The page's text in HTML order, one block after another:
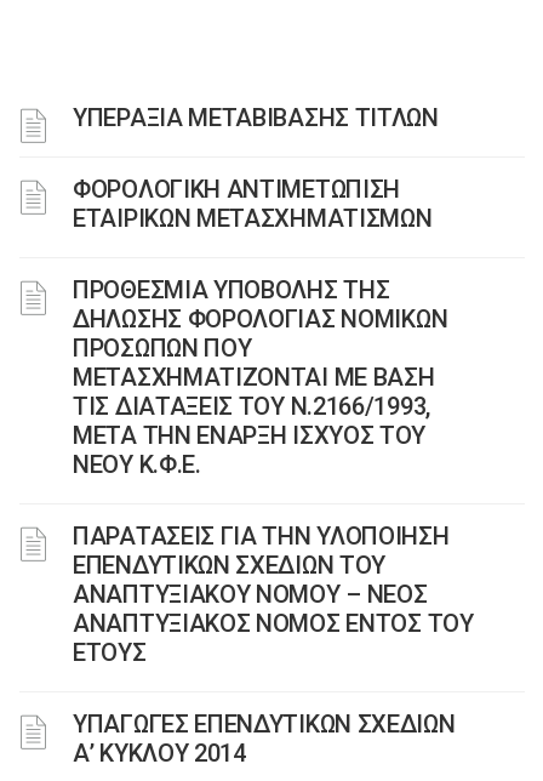
ΥΠΕΡΑΞΙΑ ΜΕΤΑΒΙΒΑΣΗΣ ΤΙΤΛΩΝ
ΦΟΡΟΛΟΓΙΚΗ ΑΝΤΙΜΕΤΩΠΙΣΗ
ΕΤΑΙΡΙΚΩΝ ΜΕΤΑΣΧΗΜΑΤΙΣΜΩΝ
ΠΡΟΘΕΣΜΙΑ ΥΠΟΒΟΛΗΣ ΤΗΣ
ΔΗΛΩΣΗΣ ΦΟΡΟΛΟΓΙΑΣ ΝΟΜΙΚΩΝ
ΠΡΟΣΩΠΩΝ ΠΟΥ
ΜΕΤΑΣΧΗΜΑΤΙΖΟΝΤΑΙ ΜΕ ΒΑΣΗ
ΤΙΣ ΔΙΑΤΑΞΕΙΣ ΤΟΥ Ν.2166/1993,
ΜΕΤΑ ΤΗΝ ΕΝΑΡΞΗ ΙΣΧΥΟΣ ΤΟΥ
ΝΕΟΥ Κ.Φ.Ε.
ΠΑΡΑΤΑΣΕΙΣ ΓΙΑ ΤΗΝ ΥΛΟΠΟΙΗΣΗ
ΕΠΕΝΔΥΤΙΚΩΝ ΣΧΕΔΙΩΝ ΤΟΥ
ΑΝΑΠΤΥΞΙΑΚΟΥ ΝΟΜΟΥ – ΝΕΟΣ
ΑΝΑΠΤΥΞΙΑΚΟΣ ΝΟΜΟΣ ΕΝΤΟΣ ΤΟΥ
ΕΤΟΥΣ
ΥΠΑΓΩΓΕΣ ΕΠΕΝΔΥΤΙΚΩΝ ΣΧΕΔΙΩΝ
Α’ ΚΥΚΛΟΥ 2014